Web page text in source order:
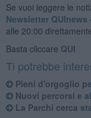
Se vuoi leggere le
Newsletter QUInews
alle 20:00
Basta cliccare QUI
Ti potrebbe
Pieni d'orgoglio
Nuovi percorsi e
La Parchi cerca